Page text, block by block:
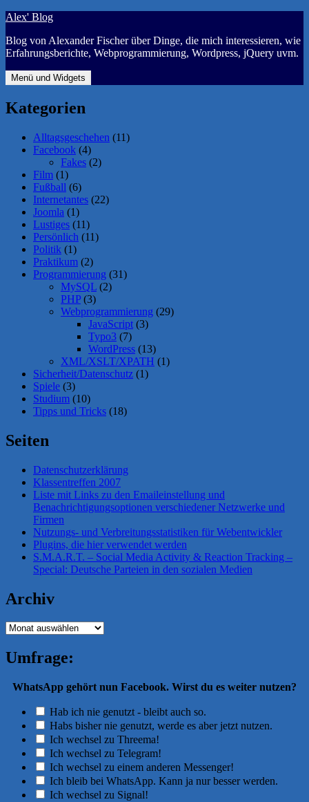
Zum
springen
Alex' Blog
Blog von Alexander Fischer über Dinge, die mich interessieren, wie
Erfahrungsberichte, Webprogrammierung, Wordpress, jQuery uvm.
Menü und Widgets
Kategorien
Alltagsgeschehen (11)
Facebook (4)
Fakes (2)
Film (1)
Fußball (6)
Internetantes (22)
Joomla (1)
Lustiges (11)
Persönlich (11)
Politik (1)
Praktikum (2)
Programmierung (31)
MySQL (2)
PHP (3)
Webprogrammierung (29)
JavaScript (3)
Typo3 (7)
WordPress (13)
XML/XSLT/XPATH (1)
Sicherheit/Datenschutz (1)
Spiele (3)
Studium (10)
Tipps und Tricks (18)
Seiten
Datenschutzerklärung
Klassentreffen 2007
Liste mit Links zu den Emaileinstellung und
Benachrichtigungsoptionen verschiedener Netzwerke und
Firmen
Nutzungs- und Verbreitungsstatistiken für Webentwickler
Plugins, die hier verwendet werden
S.M.A.R.T. – Social Media Activity & Reaction Tracking –
Special: Deutsche Parteien in den sozialen Medien
Archiv
Archiv
Umfrage:
WhatsApp gehört nun Facebook. Wirst du es weiter nutzen?
Hab ich nie genutzt - bleibt auch so.
Habs bisher nie genutzt, werde es aber jetzt nutzen.
Ich wechsel zu Threema!
Ich wechsel zu Telegram!
Ich wechsel zu einem anderen Messenger!
Ich bleib bei WhatsApp. Kann ja nur besser werden.
Ich wechsel zu Signal!